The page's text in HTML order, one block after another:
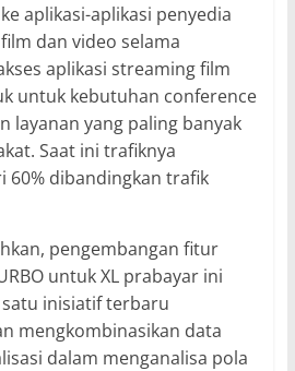
aplikasi-aplikasi penyedia
dan video selama
aplikasi streaming film
untuk kebutuhan conference
layanan yang paling banyak
Saat ini trafiknya
60% dibandingkan trafik
pengembangan fitur
untuk XL prabayar ini
inisiatif terbaru
mengkombinasikan data
dalam menganalisa pola